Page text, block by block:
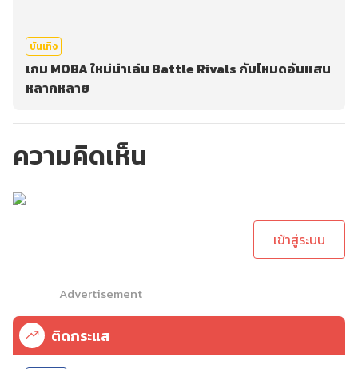
บันเทิง
เกม MOBA ใหม่น่าเล่น Battle Rivals กับโหมดอันแสน
หลากหลาย
ความคิดเห็น
เข้าสู่ระบบ
Advertisement
ติดกระแส